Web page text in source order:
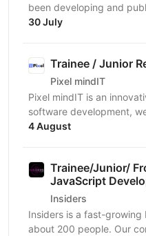
been developing and
2019. We are a team of
30 July
Trainee / Junior
Pixel mindIT
Pixel mindIT is an
software development,
apps. We bring together
4 August
Trainee/Junior/
JavaScript
Insiders
Insiders is a fast-
about 200 people. Our